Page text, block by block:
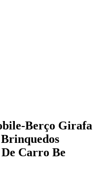
Berço Girafa
Carro Be